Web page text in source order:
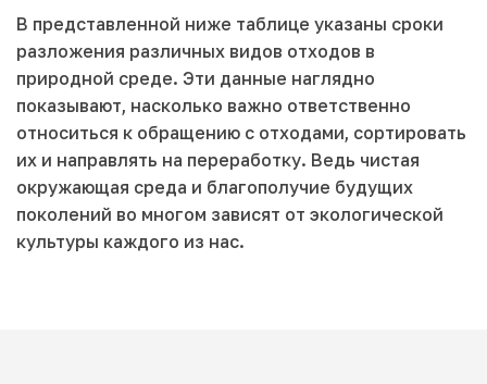
В представленной ниже таблице указаны сроки
разложения различных видов отходов в
природной среде. Эти данные наглядно
показывают, насколько важно ответственно
относиться к обращению с отходами, сортировать
их и направлять на переработку. Ведь чистая
окружающая среда и благополучие будущих
поколений во многом зависят от экологической
культуры каждого из нас.